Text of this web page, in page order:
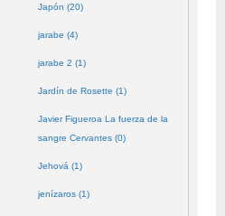
Japón (20)
jarabe (4)
jarabe 2 (1)
Jardín de Rosette (1)
Javier Figueroa La fuerza de la
sangre Cervantes (0)
Jehová (1)
jenízaros (1)